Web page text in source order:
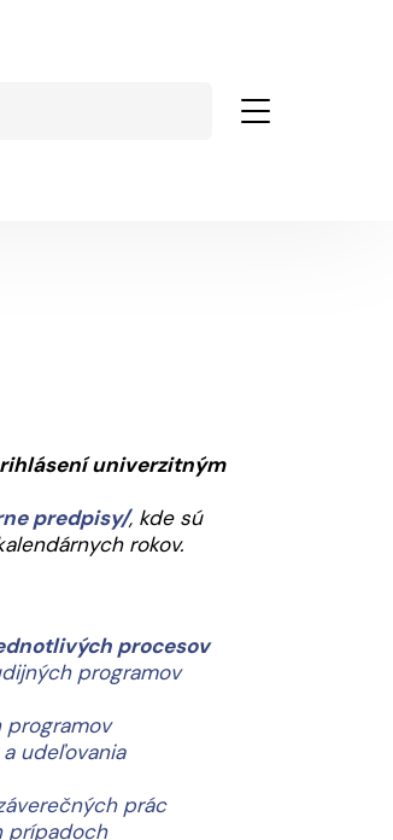
univerzitným
predpisy/, kde sú
rokov.
procesov
programov
udeľovania
prác
prípadoch